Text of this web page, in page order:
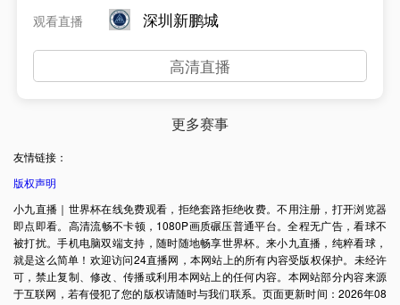
观看直播
深圳新鹏城
高清直播
更多赛事
友情链接：
版权声明
小九直播｜世界杯在线免费观看，拒绝套路拒绝收费。不用注册，打开浏览器
即点即看。高清流畅不卡顿，1080P画质碾压普通平台。全程无广告，看球不
被打扰。手机电脑双端支持，随时随地畅享世界杯。来小九直播，纯粹看球，
就是这么简单！欢迎访问24直播网，本网站上的所有内容受版权保护。未经许
可，禁止复制、修改、传播或利用本网站上的任何内容。本网站部分内容来源
于互联网，若有侵犯了您的版权请随时与我们联系。页面更新时间：2026年08